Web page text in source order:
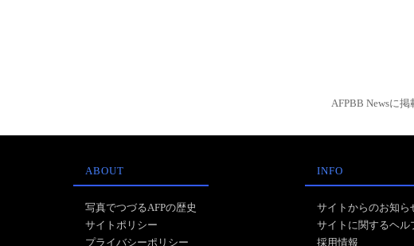
AFPBB Newsに
ABOUT
写真でつづるAFPの歴史
サイトポリシー
プライバシーポリシー
INFO
サイトからのお知ら
サイトに関するヘル
採用情報